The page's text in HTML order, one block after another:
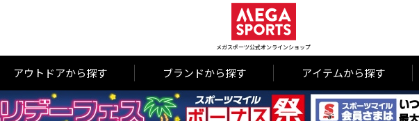
メガスポーツ公式オンラインショップ
アウトドアから探す ブランドから探す アイテムから探す